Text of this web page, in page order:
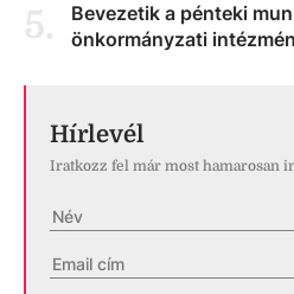
5.
Bevezetik a pénteki
önkormányzati
Hírlevél
Iratkozz fel már most hamarosan